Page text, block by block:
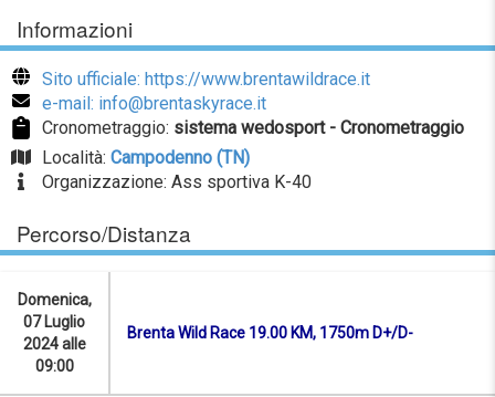
Informazioni
Sito ufficiale: https://www.brentawildrace.it
e-mail: info@brentaskyrace.it
Cronometraggio: sistema wedosport - Cronometraggio
Località: Campodenno (TN)
Organizzazione: Ass sportiva K-40
Percorso/Distanza
Domenica,
07 Luglio
2024 alle
09:00
Brenta Wild Race 19.00 KM, 1750m D+/D-